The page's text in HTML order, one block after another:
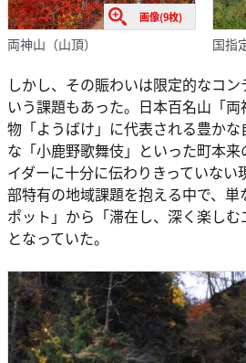
画像(9枚)
両神山（山頂） 国指
しかし、その賑わいは限定的なコ
いう課題もあった。日本百名山「
物「ようばけ」に代表される豊か
な「小鹿野歌舞伎」といった町本
イダーに十分に伝わりきっていな
部特有の地域課題を抱える中で、
ポット」から「滞在し、深く楽し
となっていた。